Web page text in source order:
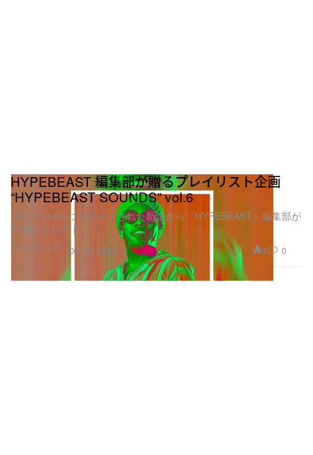
ミュージック
HYPEBEAST 編集部が贈るプレイリスト企画
“HYPEBEAST SOUNDS” vol.6
10月1〜14日にリリースされた新譜から『HYPEBEAST』編集部が
21曲をセレクト
Oct 15, 2020 3 0